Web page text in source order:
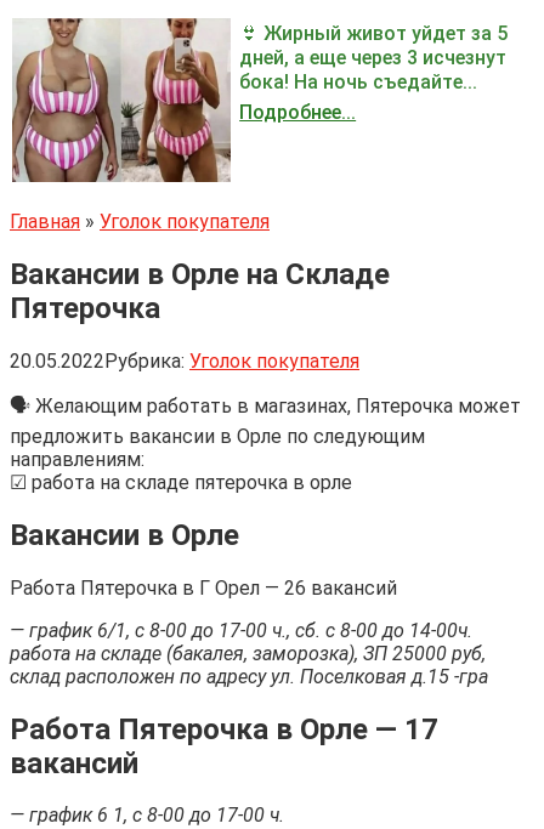
👙 Жирный живот уйдет за 5
дней, а еще через 3 исчезнут
бока! На ночь съедайте...
Подробнее...
Главная » Уголок покупателя
Вакансии в Орле на Складе
Пятерочка
20.05.2022Рубрика: Уголок покупателя
🗣 Желающим работать в магазинах, Пятерочка может
предложить вакансии в Орле по следующим
направлениям:
☑ работа на складе пятерочка в орле
Вакансии в Орле
Работа Пятерочка в Г Орел — 26 вакансий
— график 6/1, с 8-00 до 17-00 ч., сб. с 8-00 до 14-00ч.
работа на складе (бакалея, заморозка), ЗП 25000 руб,
склад расположен по адресу ул. Поселковая д.15 -гра
Работа Пятерочка в Орле — 17
вакансий
— график 6 1, с 8-00 до 17-00 ч.